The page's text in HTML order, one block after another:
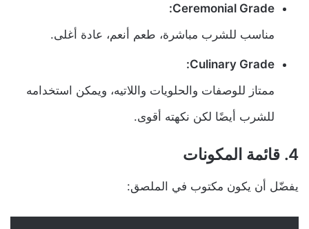
Ceremonial Grade:
مناسب للشرب مباشرة، طعم أنعم، عادة أغلى.
Culinary Grade:
ممتاز للوصفات والحلويات واللاتيه، ويمكن استخدامه
للشرب أيضًا لكن نكهته أقوى.
4. قائمة المكونات
يفضّل أن يكون مكتوب في الملصق: